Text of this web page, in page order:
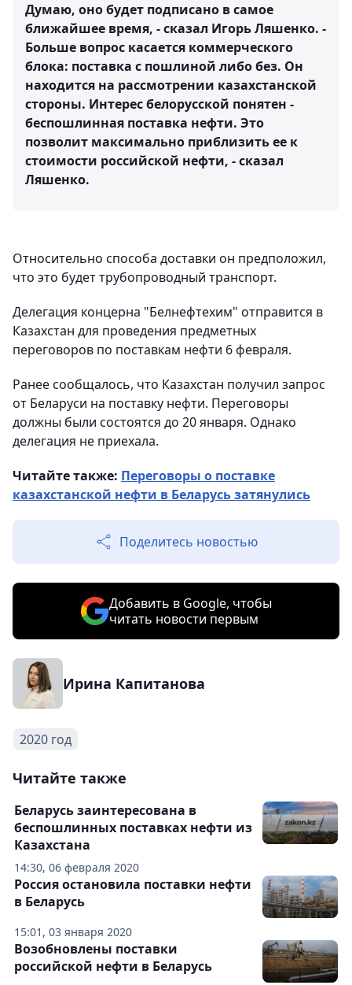
Думаю, оно будет подписано в самое
ближайшее время, - сказал Игорь Ляшенко. -
Больше вопрос касается коммерческого
блока: поставка с пошлиной либо без. Он
находится на рассмотрении казахстанской
стороны. Интерес белорусской понятен -
беспошлинная поставка нефти. Это
позволит максимально приблизить ее к
стоимости российской нефти, - сказал
Ляшенко.
Относительно способа доставки он предположил,
что это будет трубопроводный транспорт.
Делегация концерна "Белнефтехим" отправится в
Казахстан для проведения предметных
переговоров по поставкам нефти 6 февраля.
Ранее сообщалось, что Казахстан получил запрос
от Беларуси на поставку нефти. Переговоры
должны были состоятся до 20 января. Однако
делегация не приехала.
Читайте также: Переговоры о поставке
казахстанской нефти в Беларусь затянулись
Поделитесь новостью
Добавить в Google, чтобы
читать новости первым
Ирина Капитанова
2020 год
Читайте также
14:30, 06 февраля 2020
Беларусь заинтересована в
беспошлинных поставках нефти из
Казахстана
15:01, 03 января 2020
Россия остановила поставки нефти
в Беларусь
Возобновлены поставки
российской нефти в Беларусь